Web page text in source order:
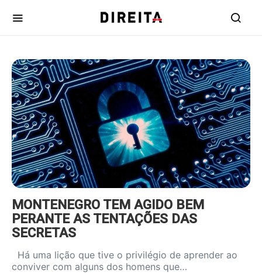
https://www.ruadireita.pt/wp-
content/uploads/2022/05/cybersecurity-
1-800x600.jpg
MONTENEGRO TEM AGIDO BEM
PERANTE AS TENTAÇÕES DAS
SECRETAS
Há uma lição que tive o privilégio de aprender ao
conviver com alguns dos homens que…